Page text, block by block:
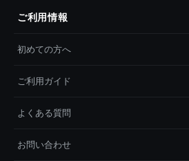
ご利用情報
初めての方へ
ご利用ガイド
よくある質問
お問い合わせ